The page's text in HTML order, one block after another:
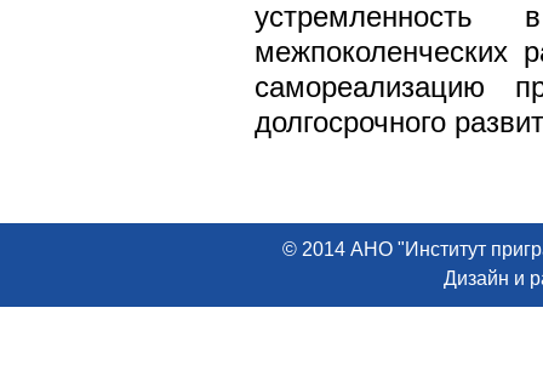
межпоколенческих
самореализацию
долгосрочного
© 2014 АНО "Институт
Дизайн и